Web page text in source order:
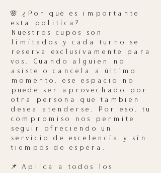
🌸 ¿Por qué es importante
esta política?
Nuestros cupos son
limitados y cada turno se
reserva exclusivamente para
vos. Cuando alguien no
asiste o cancela a último
momento, ese espacio no
puede ser aprovechado por
otra persona que también
desea atenderse. Por eso, tu
compromiso nos permite
seguir ofreciendo un
servicio de excelencia y sin
tiempos de espera.
📌 Aplica a todos los